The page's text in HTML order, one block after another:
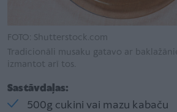
FOTO: Shutterstock.com
Tradicionāli musaku gatavo ar
izmantot arī tos.
Sastāvdaļas:
500g cukini vai mazu kabaču